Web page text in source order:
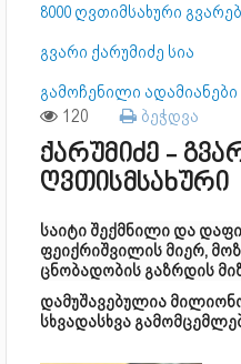
8000 ღვთიმსახური
გვარი ქარუმიძე სია
გამოჩენილი
120 ბეჭდვა
ქარუმიძე -
ღვთისმსახური
საიტი შექმნილი და
ფეიქრიშვილის მიერ,
ცნობადობის გაზრდის
დამუშავებულია
სხვადასხვა